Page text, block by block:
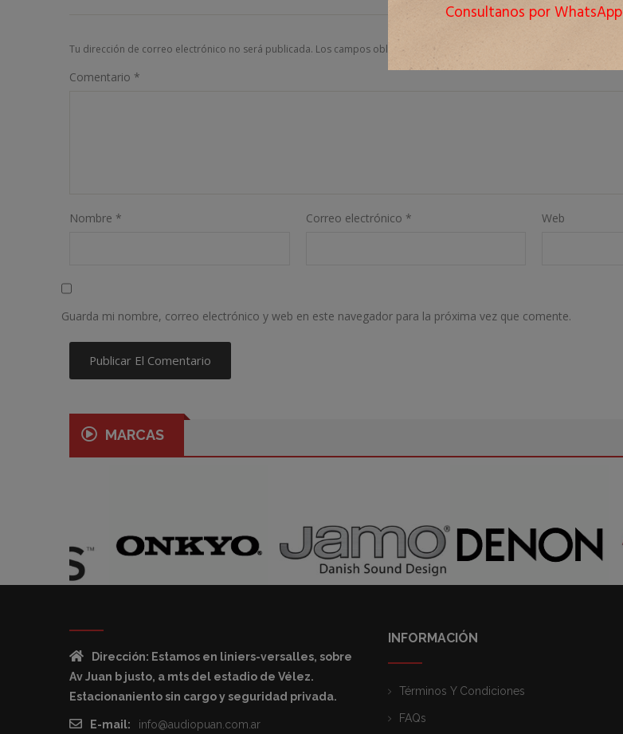
Tu dirección de correo electrónico no será publicada. Los campos obligatorios están marcados con
Comentario *
Nombre * Correo electrónico * Web
Guarda mi nombre, correo electrónico y web en este navegador para la próxima vez que comente.
MARCAS
Dirección: Estamos en liniers-versalles, sobre
Av Juan b justo, a mts del estadio de Vélez.
Estacionaniento sin cargo y seguridad privada.
E-mail: info@audiopuan.com.ar
INFORMACIÓN
Términos Y Condiciones
FAQs
Consultanos por WhatsApp